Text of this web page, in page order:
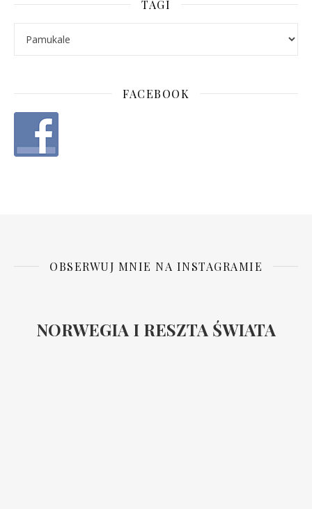
TAGI
FACEBOOK
OBSERWUJ MNIE NA INSTAGRAMIE
NORWEGIA I RESZTA ŚWIATA